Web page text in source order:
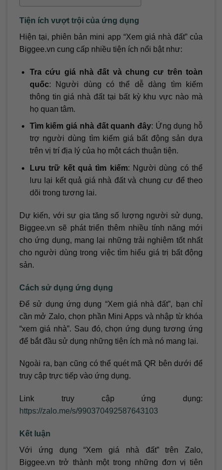
Tiện ích vượt trội của ứng dụng
Hiện tại, phiên bản mini app “Xem giá nhà đất” của
Biggee.vn cung cấp nhiều tiện ích nổi bật như:
Tra cứu giá nhà đất và chung cư trên toàn
quốc: Người dùng có thể dễ dàng tìm kiếm
thông tin giá nhà đất tại bất kỳ khu vực nào mà
họ quan tâm.
Tìm kiếm giá nhà đất quanh đây: Ứng dụng hỗ
trợ người dùng tìm kiếm giá bất động sản dựa
trên vị trí địa lý của họ một cách thuận tiện.
Lưu trữ kết quả tìm kiếm: Người dùng có thể
lưu lại kết quả giá nhà đất và chung cư để theo
dõi trong tương lai.
Dự kiến, với sự gia tăng số lượng người sử dụng,
Biggee.vn sẽ phát triển thêm nhiều tính năng mới
cho ứng dụng, mang lại những trải nghiệm tốt nhất
cho người dùng trong việc tìm hiểu giá trị bất động
sản.
Cách sử dụng ứng dụng
Để sử dụng ứng dụng “Xem giá nhà đất”, bạn chỉ
cần mở Zalo, chọn phần Mini Apps và nhập từ khóa
“xem giá nhà”. Sau đó, chọn ứng dụng tương ứng
để bắt đầu sử dụng những tiện ích mà nó mang lại.
Ngoài ra, bạn cũng có thể quét mã QR bên dưới để
truy cập trực tiếp vào ứng dụng.
Link truy cập ứng dụng:
https://zalo.me/s/990370492587643103
Kết luận
Với ứng dụng “Xem giá nhà đất” trên Zalo,
Biggee.vn trở thành một trong những đơn vị tiên